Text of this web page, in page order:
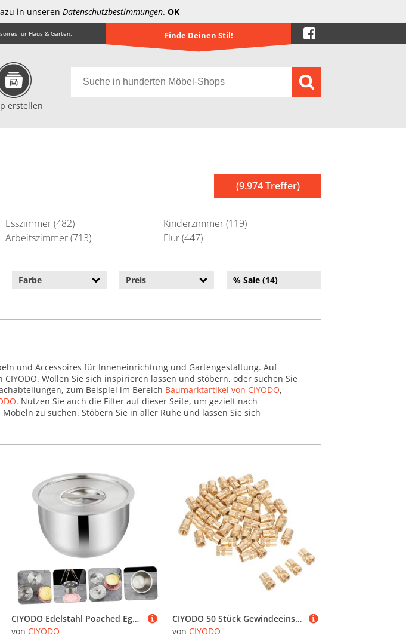
in unseren Datenschutzbestimmungen. OK
für Haus & Garten. Finde Deinen Stil!
erstellen
(9.974 Treffer)
Esszimmer (482)
Kinderzimmer (119)
Arbeitszimmer (713)
Flur (447)
Farbe Preis % Sale (14)
und Accessoires für Inneneinrichtung und Gartengestaltung. Auf
Wollen Sie sich inspirieren lassen und stöbern, oder suchen Sie
zum Beispiel im Bereich Baumarktartikel von CIYODO,
. Nutzen Sie auch die Filter auf dieser Seite, um gezielt nach
zu suchen. Stöbern Sie in aller Ruhe und lassen Sie sich
CIYODO Edelstahl Poached Egg Bowl mit Deckel Dickwandige Hohe Home Kitchen Egg Custard Schale Vielseitig als Gedämpfte Eier Salatschüssel Leicht und Spülmaschinenfest
von CIYODO
CIYODO 50 Stück Gewindeeinsätze aus Messing Diagonale Rändelung Hitzegehärtete Einschraubmuttern Druck Mechanische Montage und DIY Verbesserte Stabilität und Rutschfestes Design
von CIYODO